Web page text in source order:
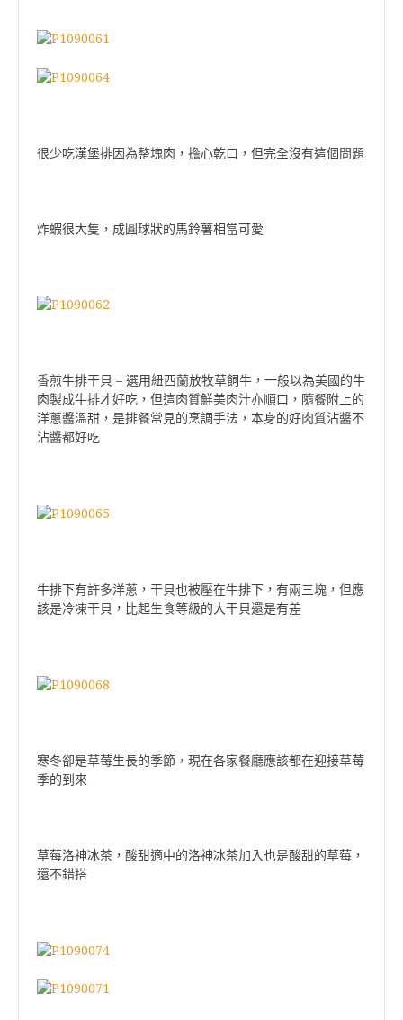
很少吃漢堡排因為整塊肉，擔心乾口，但完全沒有這個問題
炸蝦很大隻，成圓球狀的馬鈴薯相當可愛
香煎牛排干貝 – 選用紐西蘭放牧草飼牛，一般以為美國的牛
肉製成牛排才好吃，但這肉質鮮美肉汁亦順口，隨餐附上的
洋蔥醬溫甜，是排餐常見的烹調手法，本身的好肉質沾醬不
沾醬都好吃
牛排下有許多洋蔥，干貝也被壓在牛排下，有兩三塊，但應
該是冷凍干貝，比起生食等級的大干貝還是有差
寒冬卻是草莓生長的季節，現在各家餐廳應該都在迎接草莓
季的到來
草莓洛神冰茶，酸甜適中的洛神冰茶加入也是酸甜的草莓，
還不錯搭